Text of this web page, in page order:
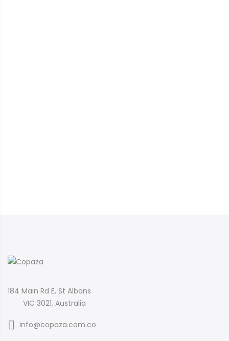
184 Main Rd E, St Albans
VIC 3021, Australia
info@copaza.com.co